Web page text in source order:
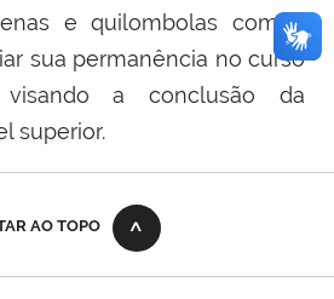
e quilombolas com a
sua permanência no curso
visando a conclusão da
superior.
AO TOPO